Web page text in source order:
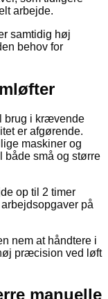
arbejde.
samtidig høj
behov for
brug i krævende
er afgørende.
maskiner og
både små og større
op til 2 timer
på
nem at håndtere i
præcision ved løft
manuelle